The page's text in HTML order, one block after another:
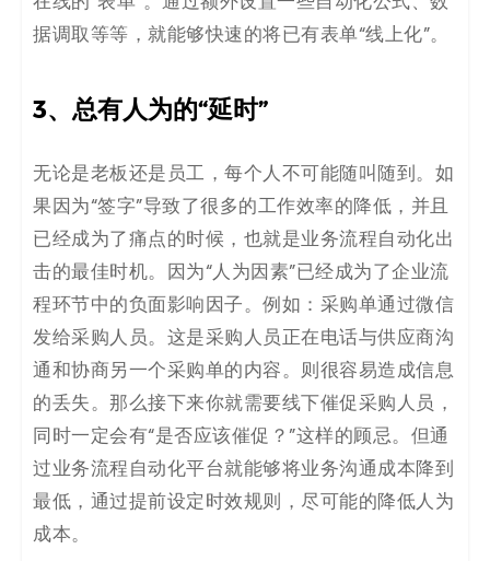
据调取等等，就能够快速的将已有表单“线上化”。
3、总有人为的“延时”
无论是老板还是员工，每个人不可能随叫随到。如
果因为“签字”导致了很多的工作效率的降低，并且
已经成为了痛点的时候，也就是业务流程自动化出
击的最佳时机。因为“人为因素”已经成为了企业流
程环节中的负面影响因子。例如：采购单通过微信
发给采购人员。这是采购人员正在电话与供应商沟
通和协商另一个采购单的内容。则很容易造成信息
的丢失。那么接下来你就需要线下催促采购人员，
同时一定会有“是否应该催促？”这样的顾忌。但通
过业务流程自动化平台就能够将业务沟通成本降到
最低，通过提前设定时效规则，尽可能的降低人为
成本。